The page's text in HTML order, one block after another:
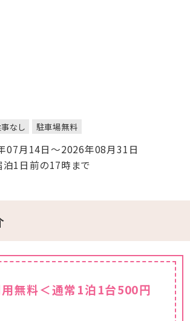
なし 駐車場無料
07月14日～2026年08月31日
泊1日前の17時まで
無料＜通常1泊1台500円